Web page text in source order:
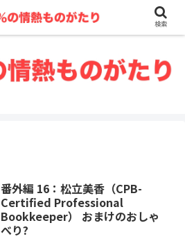
番外編 16：松立美香（CPB-
Certified Professional
Bookkeeper） おまけのおしゃ
べり?
検索